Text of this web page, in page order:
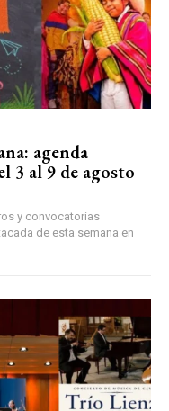
agenda
3 al 9 de agosto
y convocatorias
de esta semana en